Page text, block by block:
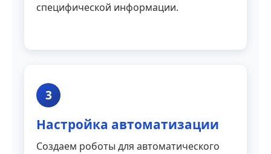
специфической информации.
3
Настройка автоматизации
Создаем роботы для автоматического